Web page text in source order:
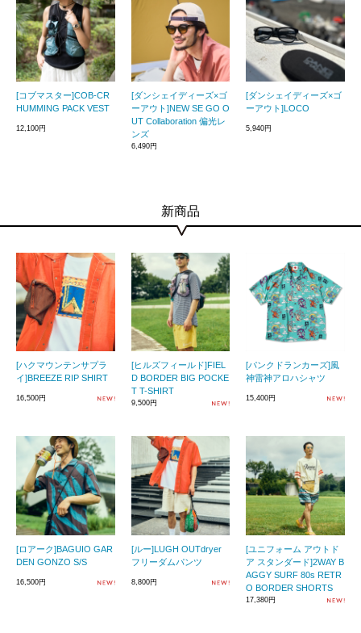
[コブマスター]COB-CR
HUMMING PACK VEST
12,100円
[ダンシェイディーズ×ゴ
ーアウト]NEW SE GO O
UT Collaboration 偏光レ
ンズ
6,490円
[ダンシェイディーズ×ゴ
ーアウト]LOCO
5,940円
新商品
[ハクマウンテンサプラ
イ]BREEZE RIP SHIRT
16,500円
[ヒルズフィールド]FIEL
D BORDER BIG POCKE
T T-SHIRT
9,500円
[パンクドランカーズ]風
神雷神アロハシャツ
15,400円
[ロアーク]BAGUIO GAR
DEN GONZO S/S
16,500円
[ルー]LUGH OUTdryer
フリーダムパンツ
8,800円
[ユニフォーム アウトド
ア スタンダード]2WAY B
AGGY SURF 80s RETR
O BORDER SHORTS
17,380円